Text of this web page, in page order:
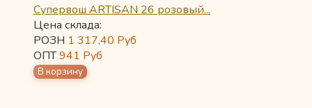
Супервош ARTISAN 26 розовый...
Цена склада:
РОЗН 1 317,40 Руб
ОПТ941 Руб